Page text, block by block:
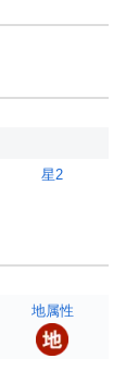
星2
地属性